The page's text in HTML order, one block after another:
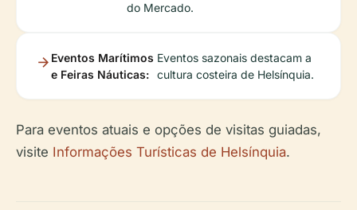
do Mercado.
Eventos Marítimos
e Feiras Náuticas:
Eventos sazonais destacam a
cultura costeira de Helsínquia.
Para eventos atuais e opções de visitas guiadas,
visite Informações Turísticas de Helsínquia.